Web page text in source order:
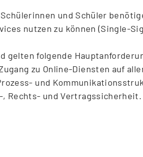
und Schüler
nutzen zu können (Single-
gelten folgende
zu Online-Diensten auf
und
, Rechts- und Vertragssicherheit.